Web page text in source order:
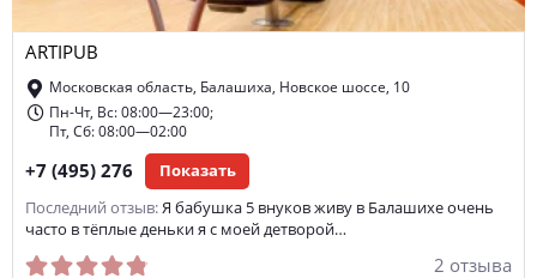
ARTIPUB
Московская область, Балашиха, Новское шоссе, 10
Пн-Чт, Вс: 08:00—23:00;
Пт, Сб: 08:00—02:00
+7 (495) 276 Показать
Последний отзыв: Я бабушка 5 внуков живу в Балашихе очень
часто в тёплые деньки я с моей детворой…
2 отзыва